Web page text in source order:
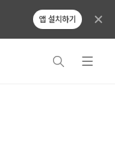
앱 설치하기